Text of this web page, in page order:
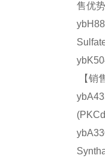
售优
【销